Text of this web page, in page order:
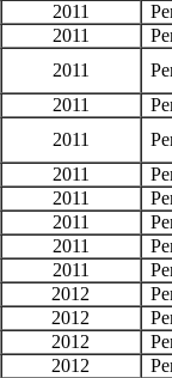
2011
2011
2011
2011
2011
2011
2011
2011
2011
2011
2012
2012
2012
2012